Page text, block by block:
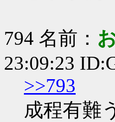
794 名前：
23:09:23
>>793
成程有難